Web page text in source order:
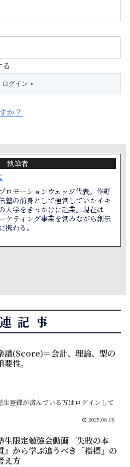
か？
執筆者
ロモーションウェッジ代表。作野
塾の前身として運営していたイキ
入学をきっかけに起業。現在は
ケティング事業を営みながら創伝
携わる。
記事
譜(Score)＝会計、理論、型の
要性。
生登録が済んでいる方はログインして
2025.08.08
生限定勉強会動画『失敗の本
』から学ぶ追うべき「指標」の
え方